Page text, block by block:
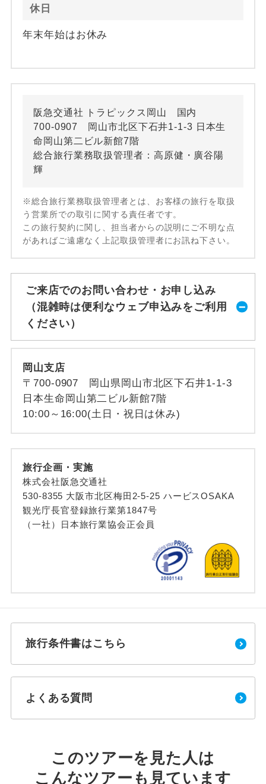
休日
年末年始はお休み
阪急交通社 トラピックス岡山 国内
700-0907 岡山市北区下石井1-1-3 日本生
命岡山第二ビル新館7階
総合旅行業務取扱管理者：高原健・廣谷陽
輝
※総合旅行業務取扱管理者とは、お客様の旅行を取扱
う営業所での取引に関する責任者です。
この旅行契約に関し、担当者からの説明にご不明な点
があればご遠慮なく上記取扱管理者にお訊ね下さい。
ご来店でのお問い合わせ・お申し込み
（混雑時は便利なウェブ申込みをご利用
ください）
岡山支店
〒700-0907 岡山県岡山市北区下石井1-1-3
日本生命岡山第二ビル新館7階
10:00～16:00(土日・祝日は休み)
旅行企画・実施
株式会社阪急交通社
530-8355 大阪市北区梅田2-5-25 ハービスOSAKA
観光庁長官登録旅行業第1847号
（一社）日本旅行業協会正会員
旅行条件書はこちら
よくある質問
このツアーを見た人は
こんなツアーも見ています